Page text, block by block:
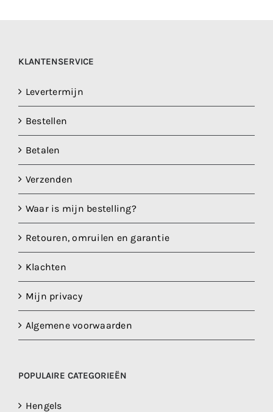
KLANTENSERVICE
Levertermijn
Bestellen
Betalen
Verzenden
Waar is mijn bestelling?
Retouren, omruilen en garantie
Klachten
Mijn privacy
Algemene voorwaarden
POPULAIRE CATEGORIEËN
Hengels